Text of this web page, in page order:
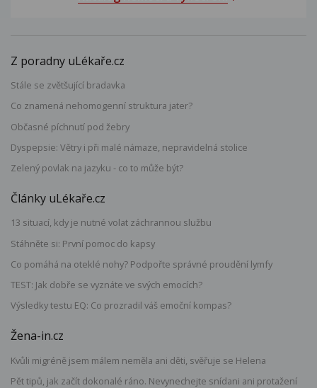
Z poradny uLékaře.cz
Stále se zvětšující bradavka
Co znamená nehomogenní struktura jater?
Občasné píchnutí pod žebry
Dyspepsie: Větry i při malé námaze, nepravidelná stolice
Zelený povlak na jazyku - co to může být?
Články uLékaře.cz
13 situací, kdy je nutné volat záchrannou službu
Stáhněte si: První pomoc do kapsy
Co pomáhá na oteklé nohy? Podpořte správné proudění lymfy
TEST: Jak dobře se vyznáte ve svých emocích?
Výsledky testu EQ: Co prozradil váš emoční kompas?
Žena-in.cz
Kvůli migréně jsem málem neměla ani děti, svěřuje se Helena
Pět tipů, jak začít dokonalé ráno. Nevynechejte snídani ani protažení